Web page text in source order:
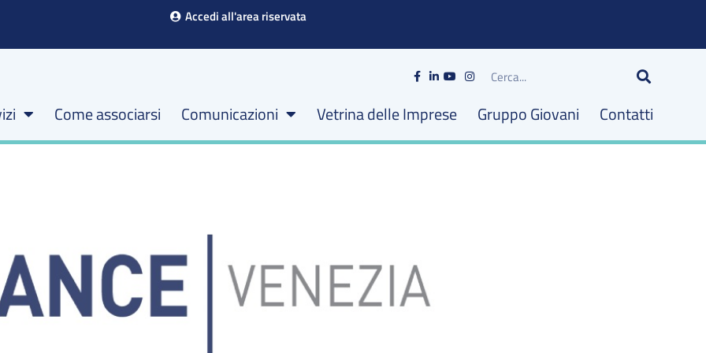
Accedi all'area riservata
Come associarsi Comunicazioni Vetrina delle Imprese Gruppo Giovani Contatti